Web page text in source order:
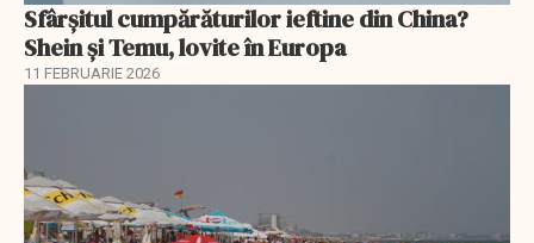
Sfârșitul cumpărăturilor ieftine din China?
Shein și Temu, lovite în Europa
11 FEBRUARIE 2026